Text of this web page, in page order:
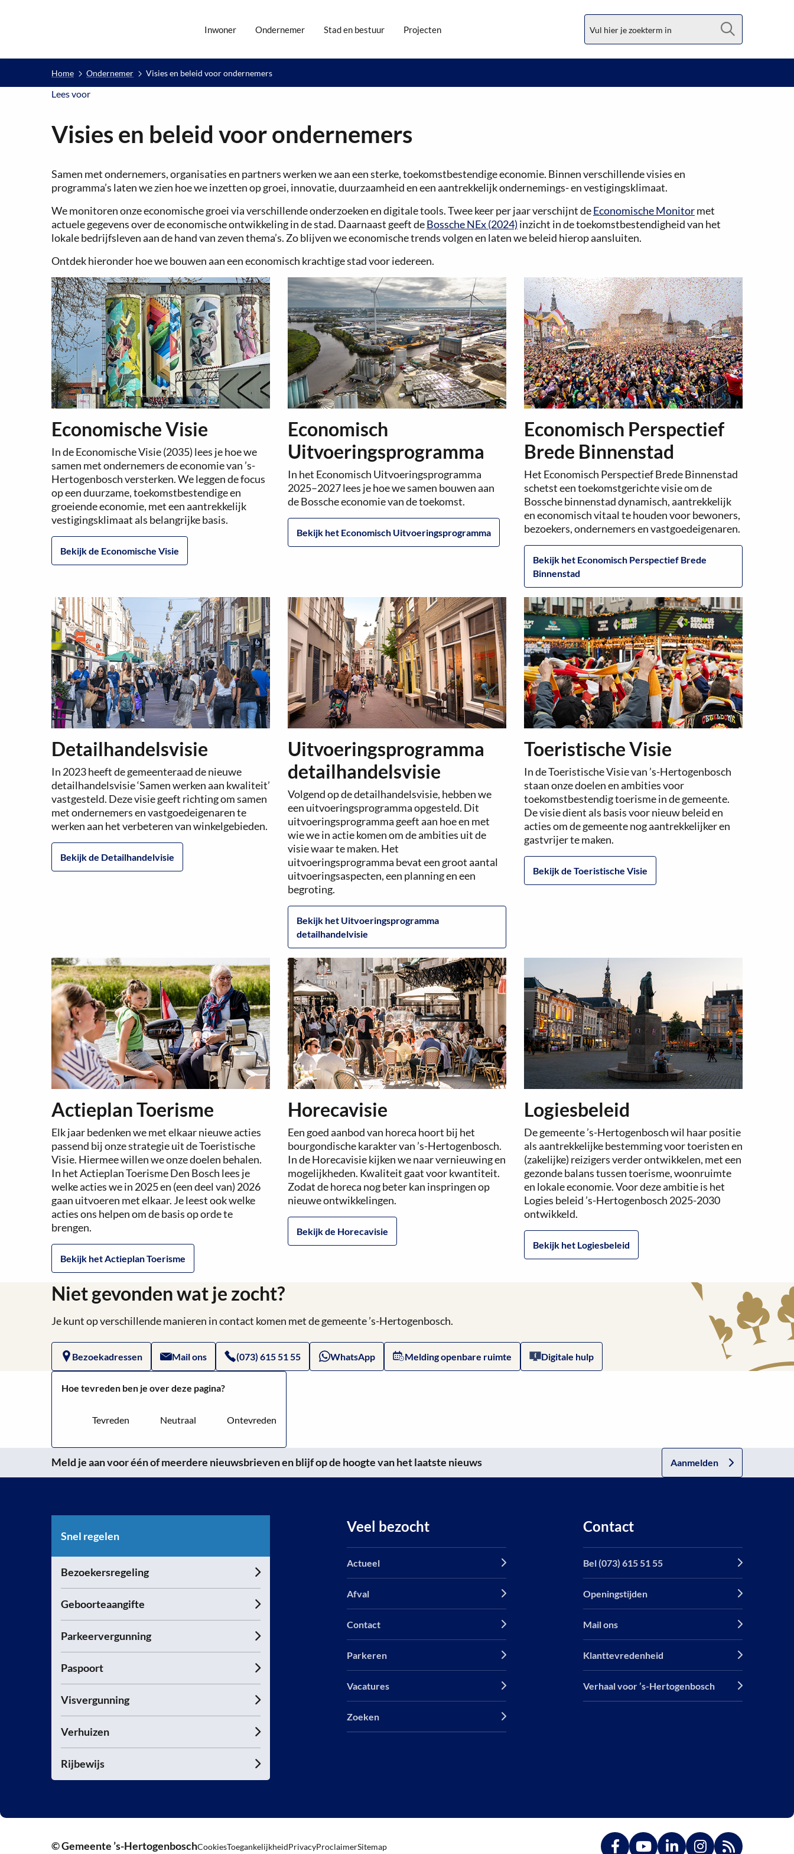
Inwoner Ondernemer Stad en bestuur Projecten
Home Ondernemer Visies en beleid voor ondernemers
Lees voorLees voor
Visies en beleid voor ondernemers
Samen met ondernemers, organisaties en partners werken we aan een sterke, toekomstbestendige economie. Binnen verschillende visies en
programma’s laten we zien hoe we inzetten op groei, innovatie, duurzaamheid en een aantrekkelijk ondernemings- en vestigingsklimaat.
We monitoren onze economische groei via verschillende onderzoeken en digitale tools. Twee keer per jaar verschijnt deEconomische Monitormet
actuele gegevens over de economische ontwikkeling in de stad. Daarnaast geeft deBossche NEx (2024) inzicht in de toekomstbestendigheid van het
lokale bedrijfsleven aan de hand van zeven thema’s. Zo blijven we economische trends volgen en laten we beleid hierop aansluiten.
Ontdek hieronder hoe we bouwen aan een economisch krachtige stad voor iedereen.
Economische Visie
In de Economische Visie (2035) lees je hoe we
samen met ondernemers de economie van ’s-
Hertogenbosch versterken. We leggen de focus
op een duurzame, toekomstbestendige en
groeiende economie, met een aantrekkelijk
vestigingsklimaat als belangrijke basis.
Bekijk de Economische Visie
Economisch
Uitvoeringsprogramma
In het Economisch Uitvoeringsprogramma
2025–2027 lees je hoe we samen bouwen aan
de Bossche economie van de toekomst.
Bekijk het Economisch Uitvoeringsprogramma
Economisch Perspectief
Brede Binnenstad
Het Economisch Perspectief Brede Binnenstad
schetst een toekomstgerichte visie om de
Bossche binnenstad dynamisch, aantrekkelijk
en economisch vitaal te houden voor bewoners,
bezoekers, ondernemers en vastgoedeigenaren.
Bekijk het Economisch Perspectief Brede
Binnenstad
Detailhandelsvisie
In 2023 heeft de gemeenteraad de nieuwe
detailhandelsvisie ‘Samen werken aan kwaliteit’
vastgesteld. Deze visie geeft richting om samen
met ondernemers en vastgoedeigenaren te
werken aan het verbeteren van winkelgebieden.
Bekijk de Detailhandelvisie
Uitvoeringsprogramma
detailhandelsvisie
Volgend op de detailhandelsvisie, hebben we
een uitvoeringsprogramma opgesteld. Dit
uitvoeringsprogramma geeft aan hoe en met
wie we in actie komen om de ambities uit de
visie waar te maken. Het
uitvoeringsprogramma bevat een groot aantal
uitvoeringsaspecten, een planning en een
begroting.
Bekijk het Uitvoeringsprogramma
detailhandelvisie
Toeristische Visie
In de Toeristische Visie van ’s-Hertogenbosch
staan onze doelen en ambities voor
toekomstbestendig toerisme in de gemeente.
De visie dient als basis voor nieuw beleid en
acties om de gemeente nog aantrekkelijker en
gastvrijer te maken.
Bekijk de Toeristische Visie
Actieplan Toerisme
Elk jaar bedenken we met elkaar nieuwe acties
passend bij onze strategie uit de Toeristische
Visie. Hiermee willen we onze doelen behalen.
In het Actieplan Toerisme Den Bosch lees je
welke acties we in 2025 en (een deel van) 2026
gaan uitvoeren met elkaar. Je leest ook welke
acties ons helpen om de basis op orde te
brengen.
Bekijk het Actieplan Toerisme
Horecavisie
Een goed aanbod van horeca hoort bij het
bourgondische karakter van ’s-Hertogenbosch.
In de Horecavisie kijken we naar vernieuwing en
mogelijkheden. Kwaliteit gaat voor kwantiteit.
Zodat de horeca nog beter kan inspringen op
nieuwe ontwikkelingen.
Bekijk de Horecavisie
Logiesbeleid
De gemeente ’s-Hertogenbosch wil haar positie
als aantrekkelijke bestemming voor toeristen en
(zakelijke) reizigers verder ontwikkelen, met een
gezonde balans tussen toerisme, woonruimte
en lokale economie. Voor deze ambitie is het
Logies beleid ’s-Hertogenbosch 2025-2030
ontwikkeld.
Bekijk het Logiesbeleid
Niet gevonden wat je zocht?
Je kunt op verschillende manieren in contact komen met de gemeente ’s-Hertogenbosch.
Bezoekadressen Mail ons (073) 615 51 55 WhatsApp Melding openbare ruimte Digitale hulp
Hoe tevreden ben je over deze pagina?
Tevreden Neutraal Ontevreden
Meld je aan voor één of meerdere nieuwsbrieven en blijf op de hoogte van het laatste nieuws Aanmelden
Snel regelen
Bezoekersregeling
Geboorteaangifte
Parkeervergunning
Paspoort
Visvergunning
Verhuizen
Rijbewijs
Veel bezocht
Actueel
Afval
Contact
Parkeren
Vacatures
Zoeken
Contact
Bel (073) 615 51 55
Openingstijden
Mail ons
Klanttevredenheid
Verhaal voor ’s-Hertogenbosch
© Gemeente ’s-HertogenboschCookiesToegankelijkheidPrivacyProclaimerSitemap